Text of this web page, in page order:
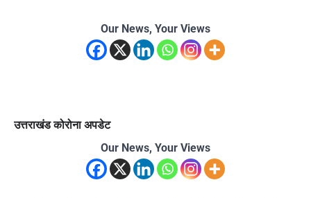
Our News, Your Views
उत्तराखंड कोरोना अपडेट
Our News, Your Views